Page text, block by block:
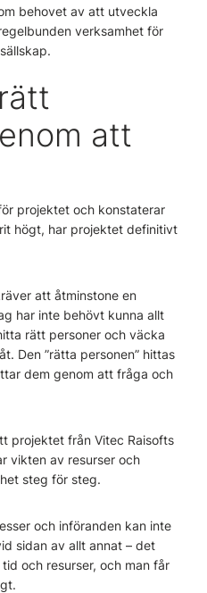
behovet av att utveckla
verksamhet för
att
projektet och konstaterar
högt, har projektet definitivt
att åtminstone en
har inte behövt kunna allt
rätt personer och väcka
Den ”rätta personen” hittas
dem genom att fråga och
projektet från Vitec Raisofts
vikten av resurser och
steg för steg.
och införanden kan inte
sidan av allt annat – det
och resurser, och man får